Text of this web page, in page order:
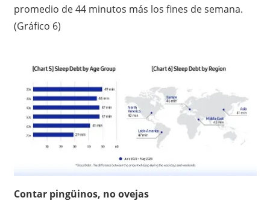
promedio de 44 minutos más los fines de semana.
(Gráfico 6)
Contar pingüinos, no ovejas